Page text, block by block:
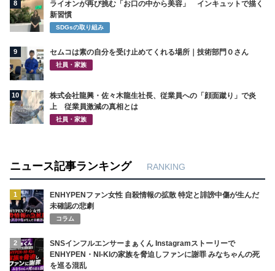
8
ライオンが再び挑む「お口の中から美容」 インキュットで描く
新習慣
SDGsの取り組み
9 セムコは素の自分を受け止めてくれる場所｜技術部門０さん
社員・家族
10
株式会社龍興・佐々木龍生社長、従業員への「顔面蹴り」で炎
上 従業員激減の真相とは
社員・家族
ニュース記事ランキング RANKING
1
ENHYPENファン女性 自殺情報の拡散 特定と誹謗中傷が生んだ
未確認の悲劇
コラム
2
SNSインフルエンサーまぁくん Instagramストーリーで
ENHYPEN・NI-KIの家族を脅迫しファンに謝罪 みなちゃんの死
を巡る混乱